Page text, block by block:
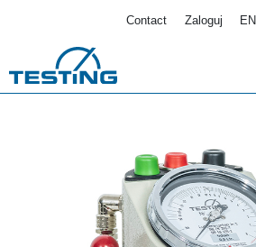
Contact Zaloguj EN